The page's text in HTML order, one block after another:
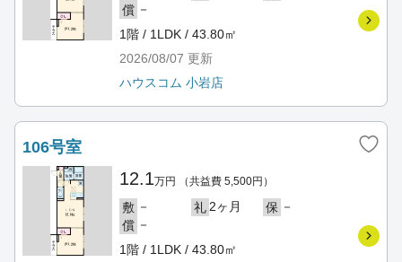
償 －
1階 / 1LDK / 43.80㎡
2026/08/07 更新
ハウスコム 小岩店
106号室
12.1万円 （共益費 5,500円）
敷 － 礼 2ヶ月 保 －
償 －
1階 / 1LDK / 43.80㎡